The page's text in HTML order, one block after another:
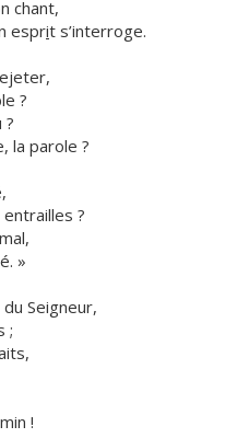
chant,
esprit s’interroge.
?
?
la parole ?
?
»
Seigneur,
;
!